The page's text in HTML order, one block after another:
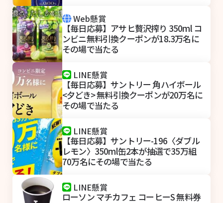
Web懸賞
【毎日応募】アサヒ贅沢搾り 350ml コ
ンビニ無料引換クーポンが18.3万名に
その場で当たる
LINE懸賞
【毎日応募】サントリー 角ハイボール
<夕どき> 無料引換クーポンが20万名に
その場で当たる
LINE懸賞
【毎日応募】サントリー-196〈ダブル
レモン〉350ml缶2本が抽選で35万組
70万名にその場で当たる
LINE懸賞
ローソン マチカフェ コーヒーS 無料券